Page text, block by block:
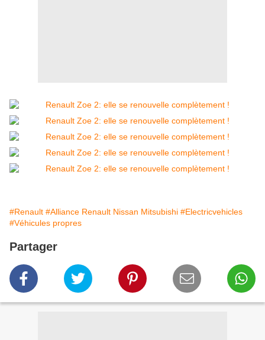
#Renault #Alliance Renault Nissan Mitsubishi #Electricvehicles
#Véhicules propres
Partager